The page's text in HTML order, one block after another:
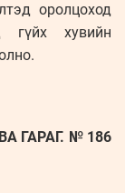
оролцоход
гүйх хувийн
ГАРАГ. № 186